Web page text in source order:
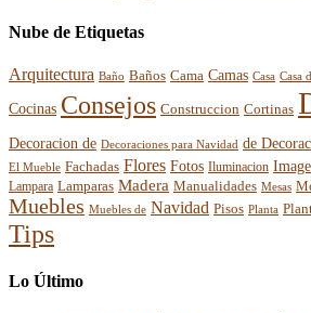
Nube de Etiquetas
Arquitectura Baño Baños Cama Camas Casa Casa
Cocinas Consejos Construccion Cortinas
Decoracion de Decoraciones para Navidad de
El Mueble Fachadas Flores Fotos Iluminacion
Lampara Lamparas Madera Manualidades Mesas
Muebles Muebles de Navidad Pisos Planta
Tips
Lo Último